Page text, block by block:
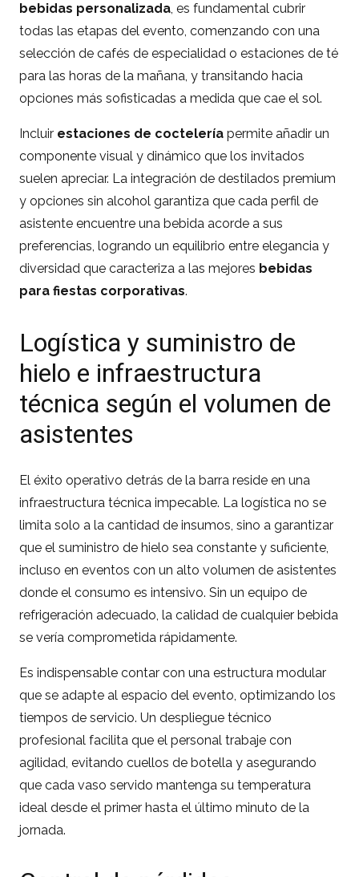
bebidas personalizada, es fundamental cubrir
todas las etapas del evento, comenzando con una
selección de cafés de especialidad o estaciones de té
para las horas de la mañana, y transitando hacia
opciones más sofisticadas a medida que cae el sol.
Incluir estaciones de coctelería permite añadir un
componente visual y dinámico que los invitados
suelen apreciar. La integración de destilados premium
y opciones sin alcohol garantiza que cada perfil de
asistente encuentre una bebida acorde a sus
preferencias, logrando un equilibrio entre elegancia y
diversidad que caracteriza a las mejores bebidas
para fiestas corporativas.
Logística y suministro de
hielo e infraestructura
técnica según el volumen de
asistentes
El éxito operativo detrás de la barra reside en una
infraestructura técnica impecable. La logística no se
limita solo a la cantidad de insumos, sino a garantizar
que el suministro de hielo sea constante y suficiente,
incluso en eventos con un alto volumen de asistentes
donde el consumo es intensivo. Sin un equipo de
refrigeración adecuado, la calidad de cualquier bebida
se vería comprometida rápidamente.
Es indispensable contar con una estructura modular
que se adapte al espacio del evento, optimizando los
tiempos de servicio. Un despliegue técnico
profesional facilita que el personal trabaje con
agilidad, evitando cuellos de botella y asegurando
que cada vaso servido mantenga su temperatura
ideal desde el primer hasta el último minuto de la
jornada.